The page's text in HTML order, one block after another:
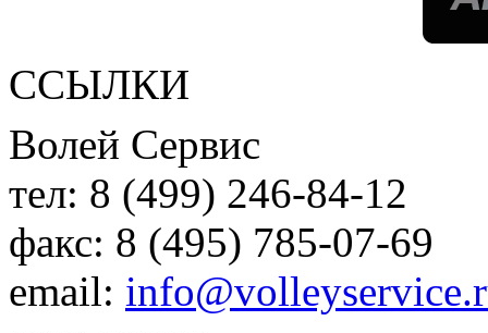
ССЫЛКИ
Волей Сервис
тел: 8 (499) 246-84-12
факс: 8 (495) 785-07-69
email: